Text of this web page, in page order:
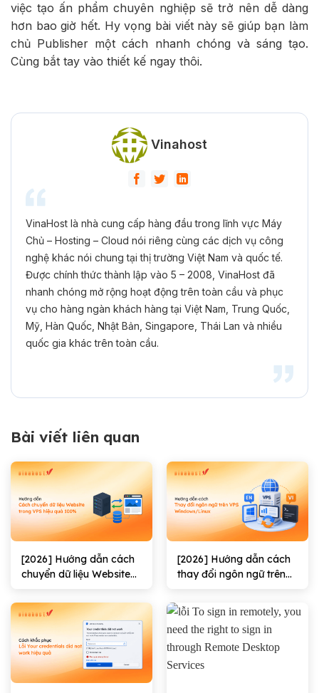
việc tạo ấn phẩm chuyên nghiệp sẽ trở nên dễ dàng
hơn bao giờ hết. Hy vọng bài viết này sẽ giúp bạn làm
chủ Publisher một cách nhanh chóng và sáng tạo.
Cùng bắt tay vào thiết kế ngay thôi.
Vinahost
VinaHost là nhà cung cấp hàng đầu trong lĩnh vực Máy
Chủ – Hosting – Cloud nói riêng cùng các dịch vụ công
nghệ khác nói chung tại thị trường Việt Nam và quốc tế.
Được chính thức thành lập vào 5 – 2008, VinaHost đã
nhanh chóng mở rộng hoạt động trên toàn cầu và phục
vụ cho hàng ngàn khách hàng tại Việt Nam, Trung Quốc,
Mỹ, Hàn Quốc, Nhật Bản, Singapore, Thái Lan và nhiều
quốc gia khác trên toàn cầu.
Bài viết liên quan
[2026] Hướng dẫn cách
chuyển dữ liệu Website
100%
[2026] Hướng dẫn cách
thay đổi ngôn ngữ trên